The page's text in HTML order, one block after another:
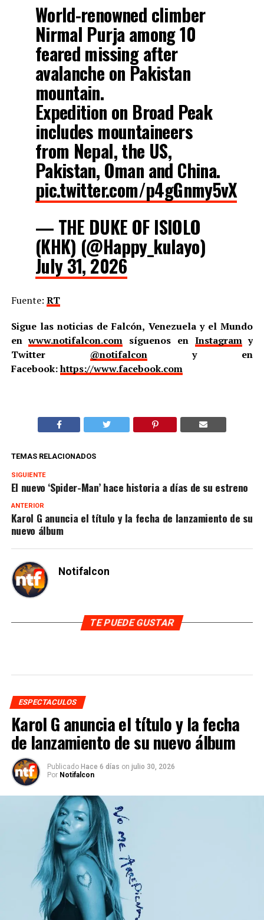
World-renowned climber
Nirmal Purja among 10
feared missing after
avalanche on Pakistan
mountain.
Expedition on Broad Peak
includes mountaineers
from Nepal, the US,
Pakistan, Oman and China.
pic.twitter.com/p4gGnmy5vX
— THE DUKE OF ISIOLO
(KHK) (@Happy_kulayo)
July 31, 2026
Fuente: RT
Sigue las noticias de Falcón, Venezuela y el Mundo
enwww.notifalcon.com síguenos en Instagramy
Twitter @notifalcony en
Facebook:https://www.facebook.com
TEMAS RELACIONADOS
SIGUIENTE
El nuevo ‘Spider-Man’ hace historia a días de su estreno
ANTERIOR
Karol G anuncia el título y la fecha de lanzamiento de su
nuevo álbum
Notifalcon
TE PUEDE GUSTAR
ESPECTACULOS
Karol G anuncia el título y la fecha
de lanzamiento de su nuevo álbum
Publicado Hace 6 días on julio 30, 2026
Por Notifalcon